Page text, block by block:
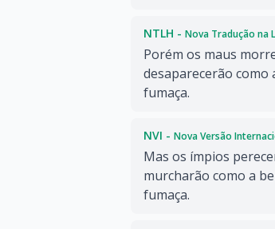
NTLH - Nova Tradução na
Porém os maus
desaparecerão como
fumaça.
NVI - Nova Versão
Mas os ímpios
murcharão como a
fumaça.